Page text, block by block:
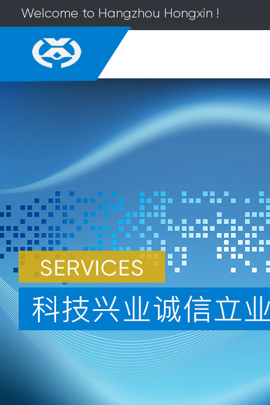
Welcome to Hangzhou Hongxin !